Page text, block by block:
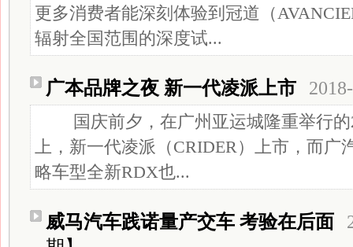
更多消费者能深刻体验到冠道（
辐射全国范围的深度试...
广本品牌之夜 新一代凌派上市
国庆前夕，在广州亚运城隆重举行的
上，新一代凌派（CRIDER）上市，而广
略车型全新RDX也...
威马汽车践诺量产交车 考验在后面